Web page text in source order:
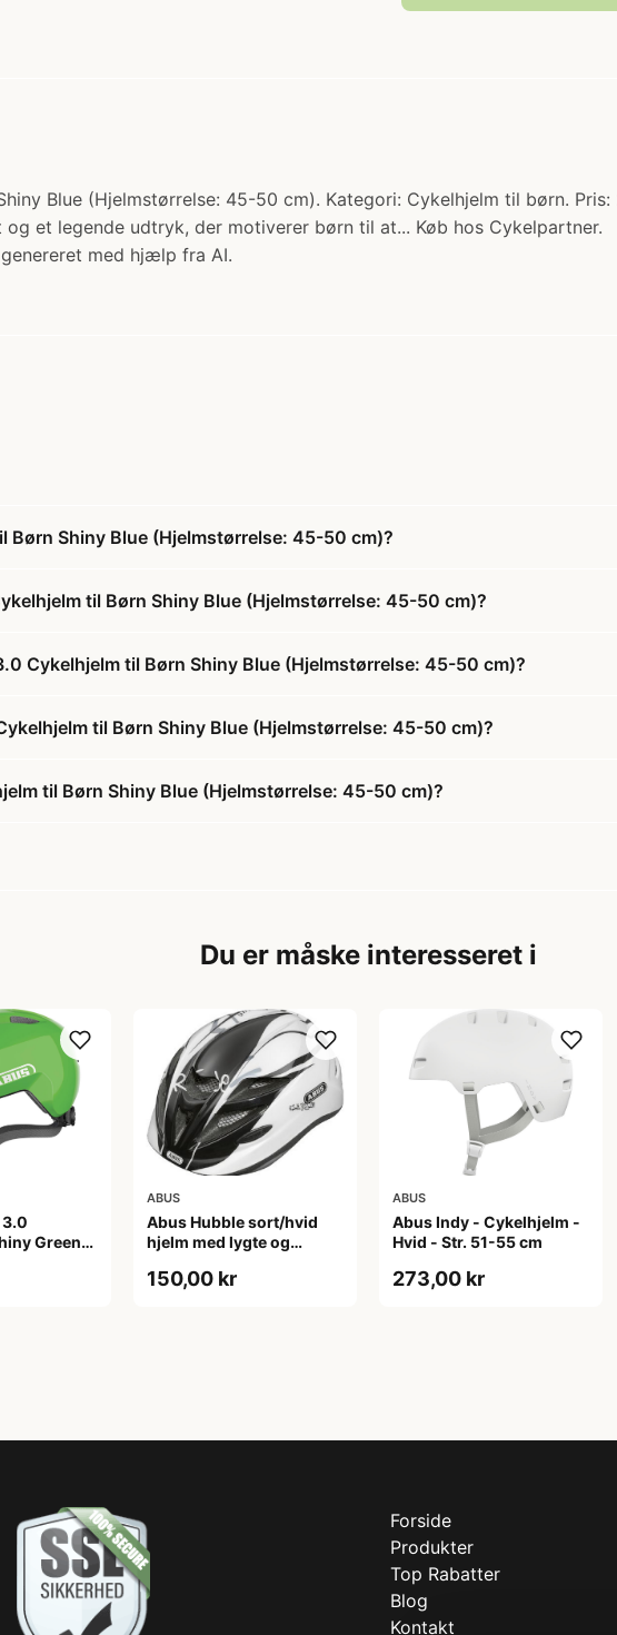
Blue (Hjelmstørrelse: 45-50 cm). Kategori: Cykelhjelm til børn.
et legende udtryk, der motiverer børn til at... Køb hos Cykelpartner.
med hjælp fra AI.
Børn Shiny Blue (Hjelmstørrelse: 45-50 cm)?
til Børn Shiny Blue (Hjelmstørrelse: 45-50 cm)?
Cykelhjelm til Børn Shiny Blue (Hjelmstørrelse: 45-50 cm)?
til Børn Shiny Blue (Hjelmstørrelse: 45-50 cm)?
til Børn Shiny Blue (Hjelmstørrelse: 45-50 cm)?
Du er måske interesseret i
3.0
Green
ABUS
Abus Hubble sort/hvid
hjelm med lygte og
(Hjelmstørrelse: 46-52
150,00 kr
ABUS
Abus Indy - Cykelhjelm -
Hvid - Str. 51-55 cm
273,00 kr
Forside
Produkter
Top Rabatter
Blog
Kontakt